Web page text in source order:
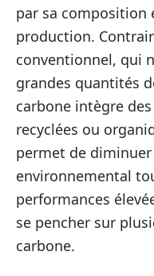
par sa composition
production.
conventionnel, qui
grandes quantités
carbone intègre
recyclées ou
permet de
environnemental
performances
se pencher sur
carbone.